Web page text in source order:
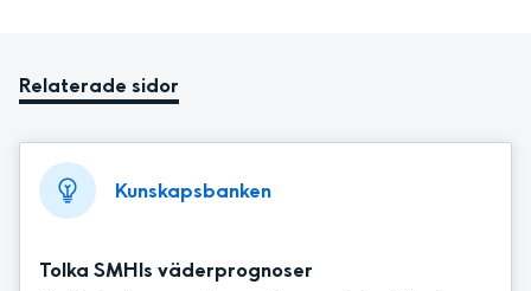
Relaterade sidor
Kunskapsbanken
Tolka SMHIs väderprognoser